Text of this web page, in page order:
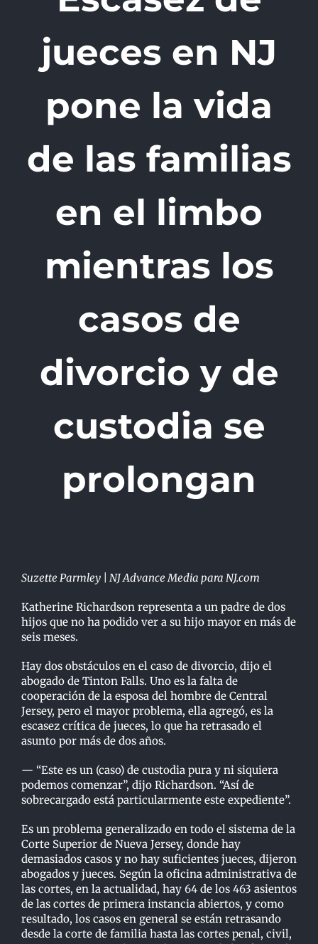
jueces en NJ
pone la vida
de las familias
en el limbo
mientras los
casos de
divorcio y de
custodia se
prolongan
Suzette Parmley | NJ Advance Media para NJ.com
Katherine Richardson representa a un padre de dos
hijos que no ha podido ver a su hijo mayor enmás de
seis meses.
Hay dos obstáculos en el caso de divorcio, dijo el
abogado de Tinton Falls. Uno es la falta de
cooperación de la esposa del hombre de Central
Jersey, pero el mayor problema, ella agregó, esla
escasez crítica de jueces, lo que ha retrasado el
asunto por más de dos años.
— “Este es un (caso) de custodia pura y ni siquiera
podemos comenzar”, dijo Richardson. “Así de
sobrecargado está particularmente este expediente”.
Es un problema generalizado en todo el sistema de la
Corte Superior de Nueva Jersey, donde hay
demasiados casos y no hay suficientes jueces, dijeron
abogados y jueces. Según la oficina administrativa de
las cortes, en la actualidad, hay 64 de los 463 asientos
de las cortes de primera instancia abiertos, y como
resultado, los casos en general se están retrasando
desde la corte de familia hasta las cortes penal, civil,